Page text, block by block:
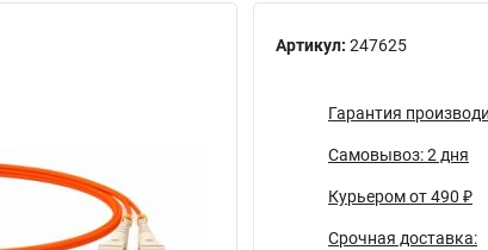
Артикул: 247625
Гарантия
Самовывоз: 2 дня
Курьером от 490 ₽
Срочная доставка: